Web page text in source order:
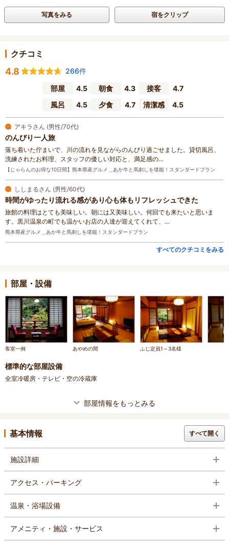
写真をみる 宿をクリップ
クチコミ
4.8
266件
部屋
4.5 朝食 4.3 接客
4.7
風呂
4.5 夕食 4.7 清潔感 4.5
アキラさん (男性/70代)
のんびり一人旅
落ち着いた佇まいで、川の流れを見ながらのんびり過ごせました。貸切風呂、
洗練されたお料理、スタッフの優しい対応と、満足感の…
【じゃらんのお得な10日間】熊本県産グルメ＿あか牛と馬刺しを堪能！スタンダードプラン
ししまるさん (男性/60代)
時間がゆったり流れる感があり心も体もリフレッシュできた
旅館の料理はとても美味しい。朝には又美味しい。何回でも来たいと思いま
す。黒川温泉の町でも温かいお店の人達が迎えてくれて、…
熊本県産グルメ＿あか牛と馬刺しを堪能！スタンダードプラン
すべてのクチコミをみる
部屋・設備
客室一例 あやめの間 ふじ定員1～3名様
標準的な部屋設備
全室冷暖房・テレビ・空の冷蔵庫
部屋情報をもっとみる
基本情報 すべて開く
施設詳細
アクセス・パーキング
温泉・浴場設備
アメニティ・施設・サービス